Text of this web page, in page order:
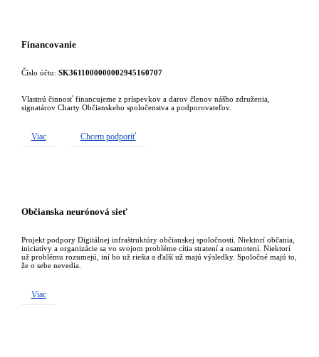
Financovanie
Číslo účtu: SK3611000000002945160707
Vlastnú činnosť financujeme z príspevkov a darov členov nášho združenia,
signatárov Charty Občianskeho spoločenstva a podporovateľov.
Viac Chcem podporiť
Občianska neurónová sieť
Projekt podpory Digitálnej infraštruktúry občianskej spoločnosti. Niektorí občania,
iniciatívy a organizácie sa vo svojom probléme cítia stratení a osamotení. Niektorí
už problému rozumejú, iní ho už riešia a ďalší už majú výsledky. Spoločné majú to,
že o sebe nevedia.
Viac